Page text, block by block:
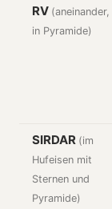
RV (aneinander,
in Pyramide)
SIRDAR (im
Hufeisen mit
Sternen und
Pyramide)